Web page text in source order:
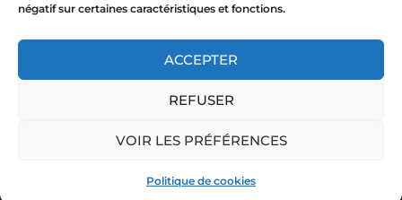
négatif sur certaines caractéristiques et fonctions.
ACCEPTER
REFUSER
VOIR LES PRÉFÉRENCES
Politique de cookies